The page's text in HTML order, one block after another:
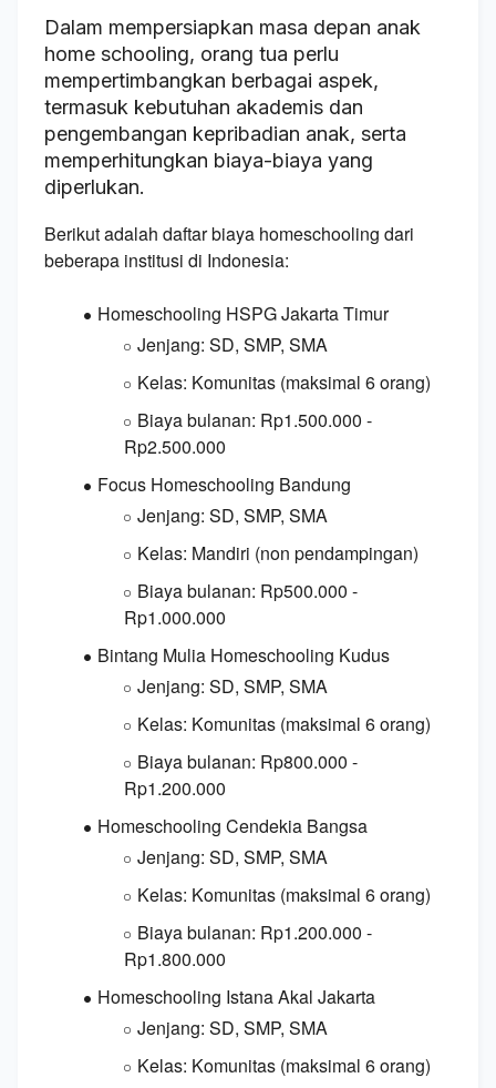
Dalam mempersiapkan masa depan anak
home schooling, orang tua perlu
mempertimbangkan berbagai aspek,
termasuk kebutuhan akademis dan
pengembangan kepribadian anak, serta
memperhitungkan biaya-biaya yang
diperlukan.
Berikut adalah daftar biaya homeschooling dari
beberapa institusi di Indonesia:
Homeschooling HSPG Jakarta Timur
Jenjang: SD, SMP, SMA
Kelas: Komunitas (maksimal 6 orang)
Biaya bulanan: Rp1.500.000 -
Rp2.500.000
Focus Homeschooling Bandung
Jenjang: SD, SMP, SMA
Kelas: Mandiri (non pendampingan)
Biaya bulanan: Rp500.000 -
Rp1.000.000
Bintang Mulia Homeschooling Kudus
Jenjang: SD, SMP, SMA
Kelas: Komunitas (maksimal 6 orang)
Biaya bulanan: Rp800.000 -
Rp1.200.000
Homeschooling Cendekia Bangsa
Jenjang: SD, SMP, SMA
Kelas: Komunitas (maksimal 6 orang)
Biaya bulanan: Rp1.200.000 -
Rp1.800.000
Homeschooling Istana Akal Jakarta
Jenjang: SD, SMP, SMA
Kelas: Komunitas (maksimal 6 orang)